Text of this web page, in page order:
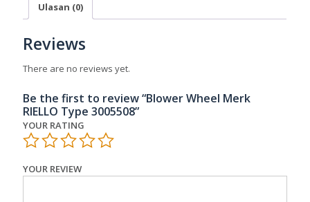
Ulasan (0)
Reviews
There are no reviews yet.
Be the first to review “Blower Wheel Merk
RIELLO Type 3005508”
YOUR RATING
YOUR REVIEW